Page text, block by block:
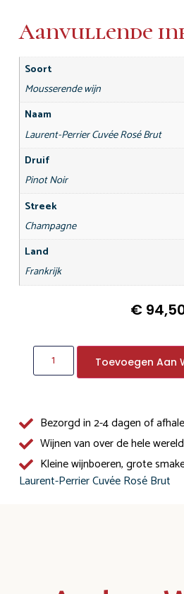
Aanvullende
Soort
Mousserende wijn
Naam
Laurent-Perrier Cuvée Rosé Brut
Druif
Pinot Noir
Streek
Champagne
Land
Frankrijk
€
Toevoegen Aan
Bezorgd in 2-4 dagen of
Wijnen van over de hele wereld
Kleine wijnboeren, grote
Laurent-Perrier Cuvée Rosé Brut